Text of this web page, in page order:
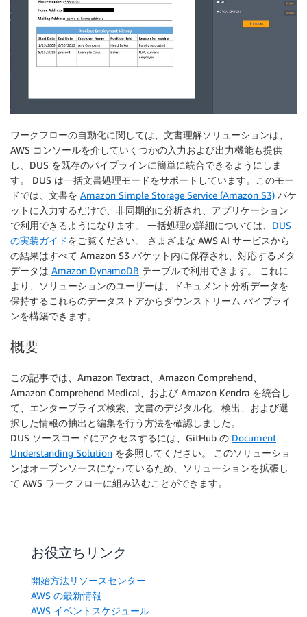
ワークフローの自動化に関しては、文書理解ソリューションは、
AWS コンソールを介していくつかの入力および出力機能も提供
し、DUS を既存のパイプラインに簡単に統合できるようにしま
す。 DUS は一括文書処理モードをサポートしています。このモー
ドでは、文書を Amazon Simple Storage Service (Amazon S3) バケ
ットに入力するだけで、非同期的に分析され、アプリケーション
で利用できるようになります。 一括処理の詳細については、 DUS
の実装ガイドをご覧ください。 さまざまな AWS AI サービスから
の結果はすべて Amazon S3 バケット内に保存され、対応するメタ
データは Amazon DynamoDB テーブルで利用できます。 これに
より、ソリューションのユーザーは、ドキュメント分析データを
保持するこれらのデータストアからダウンストリーム パイプライ
ンを構築できます。
概要
この記事では、Amazon Textract、Amazon Comprehend、
Amazon Comprehend Medical、および Amazon Kendra を統合し
て、エンタープライズ検索、文書のデジタル化、検出、および選
択した情報の抽出と編集を行う方法を確認しました。
DUS ソースコードにアクセスするには、GitHub の Document
Understanding Solution を参照してください。 このソリューショ
ンはオープンソースになっているため、ソリューションを拡張し
て AWS ワークフローに組み込むことができます。
お役立ちリンク
開始方法リソースセンター
AWS の最新情報
AWS イベントスケジュール